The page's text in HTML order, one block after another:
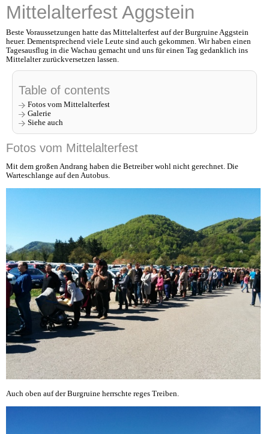
Mittelalterfest Aggstein
Beste Voraussetzungen hatte das Mittelalterfest auf der Burgruine Aggstein
heuer. Dementsprechend viele Leute sind auch gekommen. Wir haben einen
Tagesausflug in die Wachau gemacht und uns für einen Tag gedanklich ins
Mittelalter zurückversetzen lassen.
Table of contents
Fotos vom Mittelalterfest
Galerie
Siehe auch
Fotos vom Mittelalterfest
Mit dem großen Andrang haben die Betreiber wohl nicht gerechnet. Die
Warteschlange auf den Autobus.
Auch oben auf der Burgruine herrschte reges Treiben.